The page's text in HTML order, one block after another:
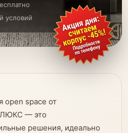
условий
open space от
— это
решения, идеально